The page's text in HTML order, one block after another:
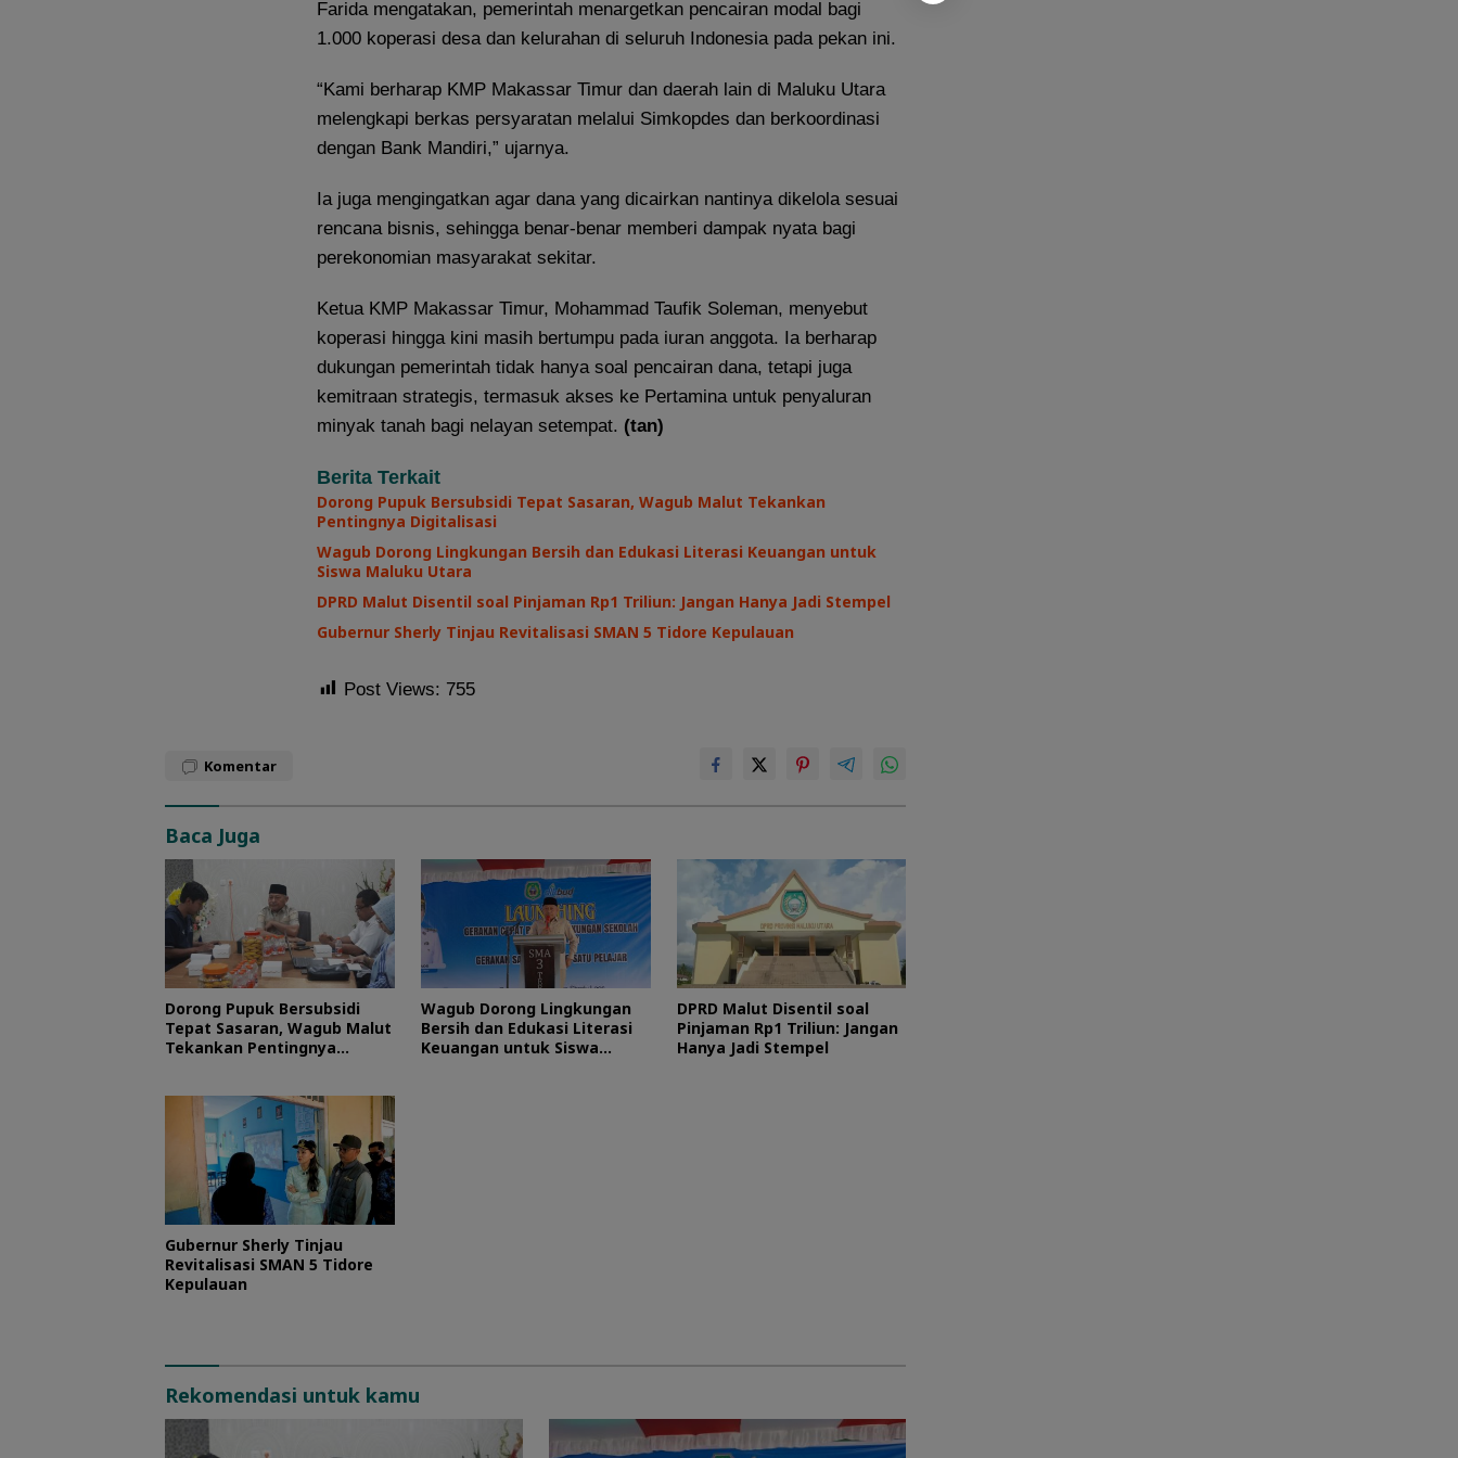
Farida mengatakan, pemerintah menargetkan pencairan modal bagi
1.000 koperasi desa dan kelurahan di seluruh Indonesia pada pekan ini.
“Kami berharap KMP Makassar Timur dan daerah lain di Maluku Utara
melengkapi berkas persyaratan melalui Simkopdes dan berkoordinasi
dengan Bank Mandiri,” ujarnya.
Ia juga mengingatkan agar dana yang dicairkan nantinya dikelola sesuai
rencana bisnis, sehingga benar-benar memberi dampak nyata bagi
perekonomian masyarakat sekitar.
Ketua KMP Makassar Timur, Mohammad Taufik Soleman, menyebut
koperasi hingga kini masih bertumpu pada iuran anggota. Ia berharap
dukungan pemerintah tidak hanya soal pencairan dana, tetapi juga
kemitraan strategis, termasuk akses ke Pertamina untuk penyaluran
minyak tanah bagi nelayan setempat. (tan)
Berita Terkait
Dorong Pupuk Bersubsidi Tepat Sasaran, Wagub Malut Tekankan
Pentingnya Digitalisasi
Wagub Dorong Lingkungan Bersih dan Edukasi Literasi Keuangan untuk
Siswa Maluku Utara
DPRD Malut Disentil soal Pinjaman Rp1 Triliun: Jangan Hanya Jadi Stempel
Gubernur Sherly Tinjau Revitalisasi SMAN 5 Tidore Kepulauan
Post Views: 755
Komentar
Baca Juga
Dorong Pupuk Bersubsidi
Tepat Sasaran, Wagub Malut
Tekankan Pentingnya
Wagub Dorong Lingkungan
Bersih dan Edukasi Literasi
Keuangan untuk Siswa
DPRD Malut Disentil soal
Pinjaman Rp1 Triliun: Jangan
Hanya Jadi Stempel
Gubernur Sherly Tinjau
Revitalisasi SMAN 5 Tidore
Kepulauan
Rekomendasi untuk kamu